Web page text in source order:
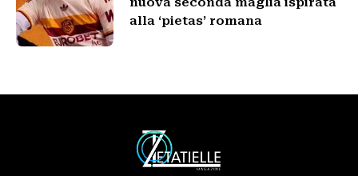
alla ‘pietas’ romana